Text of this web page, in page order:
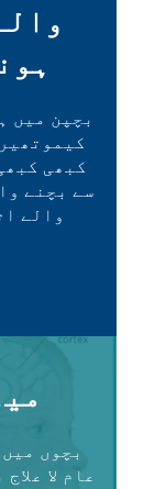
بچپن میں
کبھی
سے بچنے
والے
بچوں
عام لا